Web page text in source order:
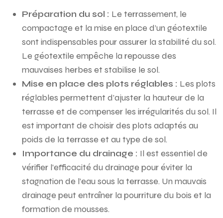
Préparation du sol : Le terrassement, le
compactage et la mise en place d’un géotextile
sont indispensables pour assurer la stabilité du sol.
Le géotextile empêche la repousse des
mauvaises herbes et stabilise le sol.
Mise en place des plots réglables : Les plots
réglables permettent d’ajuster la hauteur de la
terrasse et de compenser les irrégularités du sol. Il
est important de choisir des plots adaptés au
poids de la terrasse et au type de sol.
Importance du drainage : Il est essentiel de
vérifier l’efficacité du drainage pour éviter la
stagnation de l’eau sous la terrasse. Un mauvais
drainage peut entraîner la pourriture du bois et la
formation de mousses.